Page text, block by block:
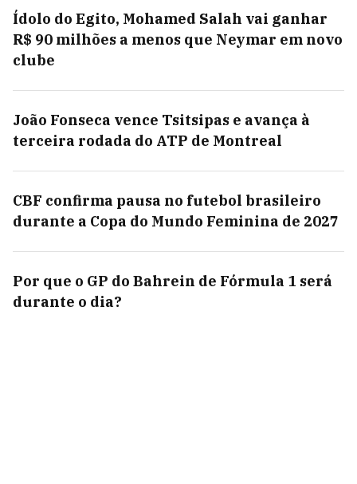
Ídolo do Egito, Mohamed Salah vai ganhar
R$ 90 milhões a menos que Neymar em novo
clube
João Fonseca vence Tsitsipas e avança à
terceira rodada do ATP de Montreal
CBF confirma pausa no futebol brasileiro
durante a Copa do Mundo Feminina de 2027
Por que o GP do Bahrein de Fórmula 1 será
durante o dia?